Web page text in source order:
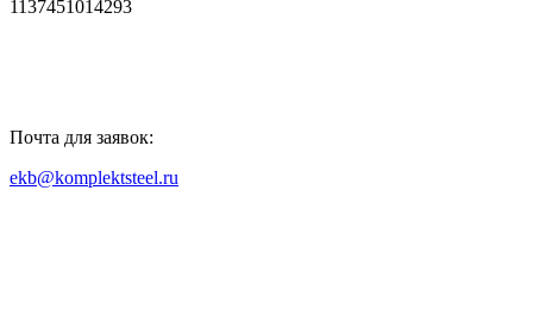
1137451014293
Почта для заявок:
ekb@komplektsteel.ru